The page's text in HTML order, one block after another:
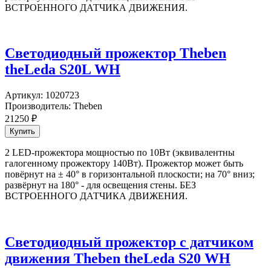
ВСТРОЕННОГО ДАТЧИКА ДВИЖЕНИЯ.
Светодиодный прожектор Theben
theLeda S20L WH
Артикул: 1020723
Производитель: Theben
21250 ₽
2 LED-прожектора мощностью по 10Вт (эквивалентны
галогенному прожектору 140Вт). Прожектор может быть
повёрнут на ± 40° в горизонтальной плоскости; на 70° вниз;
развёрнут на 180° - для освещения стены. БЕЗ
ВСТРОЕННОГО ДАТЧИКА ДВИЖЕНИЯ.
Светодиодный прожектор с датчиком
движения Theben theLeda S20 WH